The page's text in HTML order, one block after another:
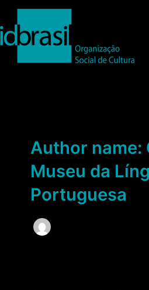
o
conteúdo
Author name:
Museu da
Portuguesa